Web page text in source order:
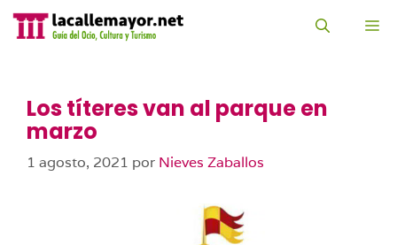
contenido
Los títeres van al parque en
marzo
1 agosto, 2021 por Nieves Zaballos